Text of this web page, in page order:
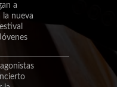
a
la nueva